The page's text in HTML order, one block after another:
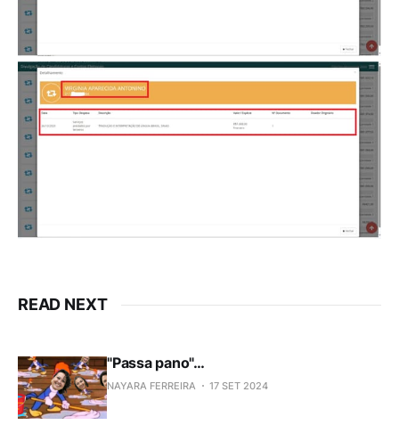
READ NEXT
"Passa pano"…
NAYARA FERREIRA 17 SET 2024